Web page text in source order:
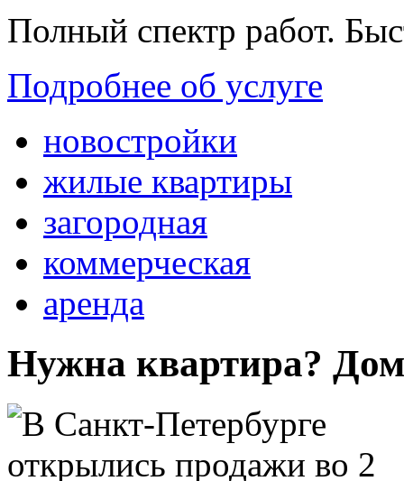
Полный спектр работ.
Подробнее об услуге
новостройки
жилые квартиры
загородная
коммерческая
аренда
Нужна квартира?